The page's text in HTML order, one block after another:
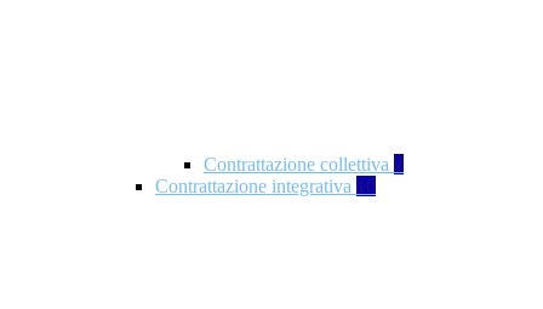
Contrattazione collettiva 2
Contrattazione integrativa 10